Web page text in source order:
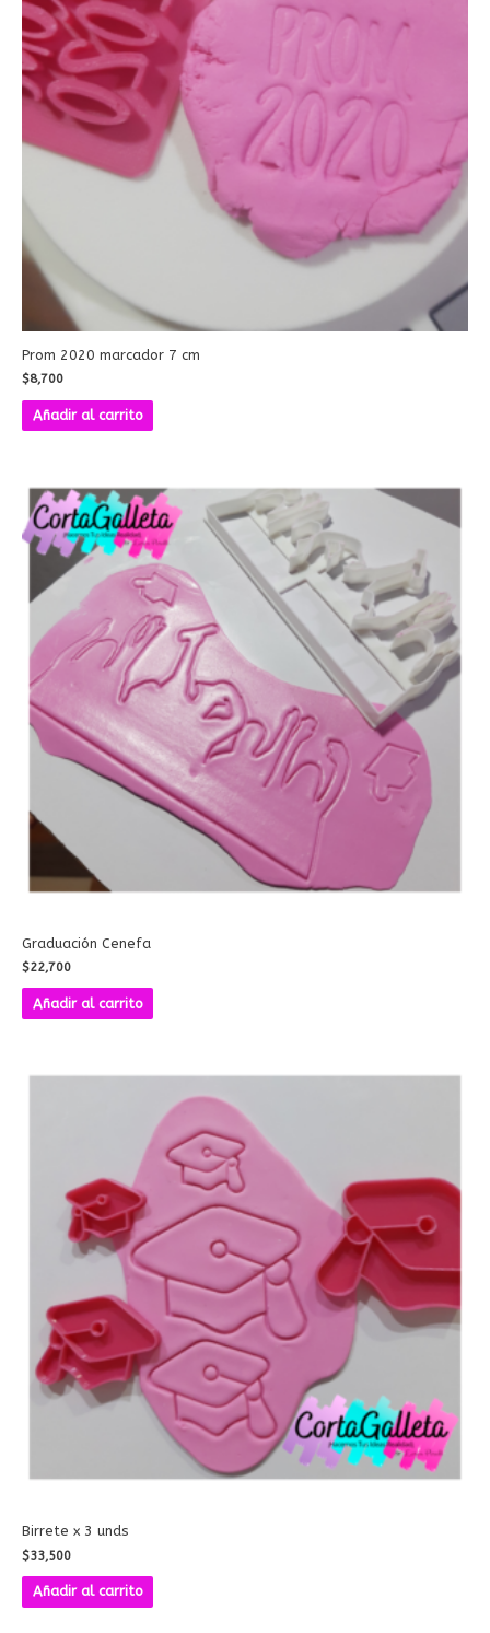
Prom 2020 marcador 7 cm
$8,700
Añadir al carrito
Graduación Cenefa
$22,700
Añadir al carrito
Birrete x 3 unds
$33,500
Añadir al carrito